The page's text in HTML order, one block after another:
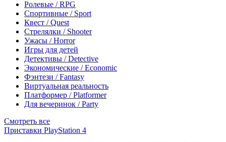
Ролевые / RPG
Спортивные / Sport
Квест / Quest
Стрелялки / Shooter
Ужасы / Horror
Игры для детей
Детективы / Detective
Экономические / Economic
Фэнтези / Fantasy
Виртуальная реальность
Платформер / Platformer
Для вечеринок / Party
Смотреть все
Приставки PlayStation 4